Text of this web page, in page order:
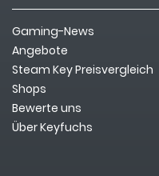
Gaming-News
Angebote
Steam Key Preisvergleich
Shops
Bewerte uns
Über Keyfuchs